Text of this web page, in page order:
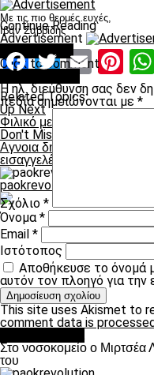
Με τις πιο θερμές ευχές,
Ιβάν Σαββίδης
Facebook
Twitter
Email
Related Topics:
Up Next
Φιλικό με Πιρίν την Τετάρτη
Don't Miss
Αγνοια δηλώνουν στον
εισαγγελέα
paokrevolution
Continue Reading
Advertisement
You may like
Click to comment
Leave a Reply
Η ηλ. διεύθυνση σας δεν
πεδία σημειώνονται με *
Σχόλιο *
Όνομα*
Email *
Ιστότοπος
Αποθήκευσε το όνομά
αυτόν τον πλοηγό για
This site uses Akismet to
comment data is
Στο νοσοκομείο ο Μιρτσέα
του